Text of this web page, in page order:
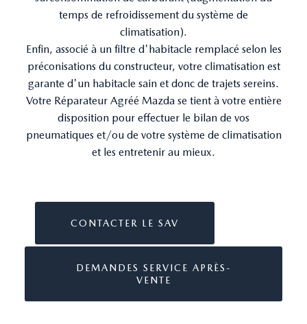
temps de refroidissement du système de
climatisation).
Enfin, associé à un filtre d'habitacle remplacé selon les
préconisations du constructeur, votre climatisation est
garante d'un habitacle sain et donc de trajets sereins.
Votre Réparateur Agréé Mazda se tient à votre entière
disposition pour effectuer le bilan de vos
pneumatiques et/ou de votre système de climatisation
et les entretenir au mieux.
CONTACTER LE SAV
DEMANDES SERVICE APRÈS-
VENTE